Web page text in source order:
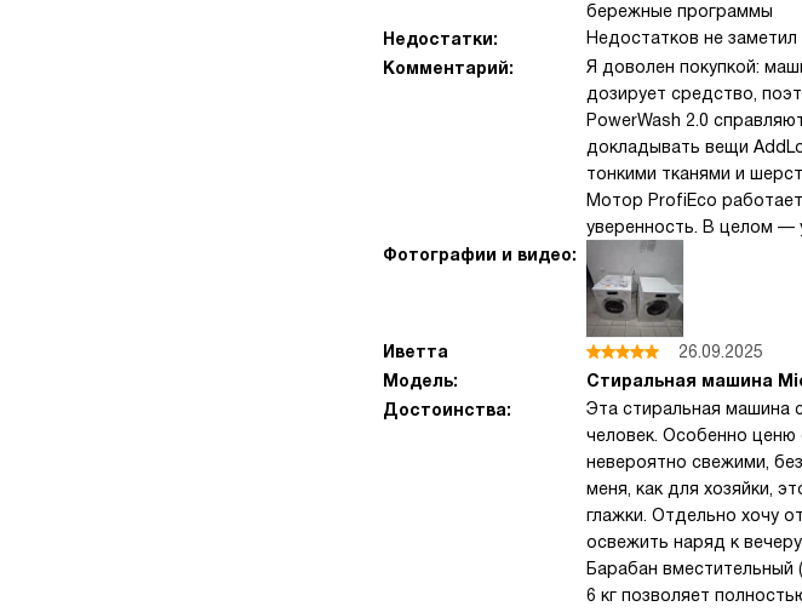
бережные программы
Недостатки:
Недостатков не заметил
Комментарий:
Я доволен покупкой:
дозирует средство,
PowerWash 2.0
докладывать вещи
тонкими тканями и
Мотор ProfiEco
уверенность. В целом
Фотографии и видео:
Иветта
26.09.2025
Модель:
Стиральная машина
Достоинства:
Эта стиральная машина
человек. Особенно
невероятно свежими,
меня, как для хозяйки,
глажки. Отдельно хочу
освежить наряд к
Барабан вместительный
6 кг позволяет